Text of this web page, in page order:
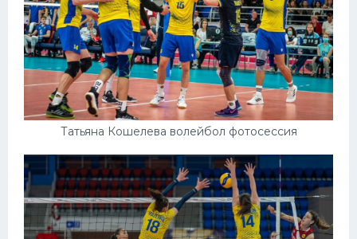
Татьяна Кошелева волейбол фотосессия